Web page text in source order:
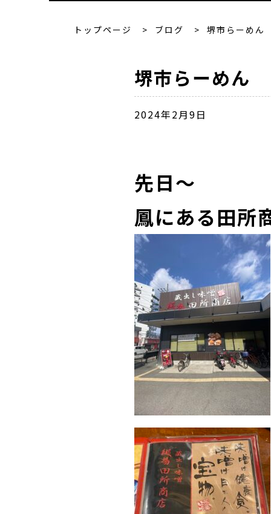
トップページ > ブログ > 堺市らーめん
堺市らーめん
2024年2月9日
先日～
鳳にある田所